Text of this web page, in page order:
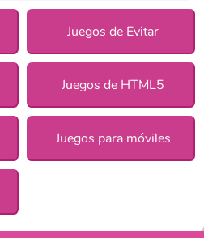
Juegos de Evitar
Juegos de HTML5
Juegos para móviles